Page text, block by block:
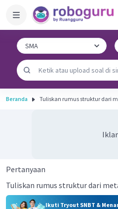
Beranda Tuliskan rumus struktur dari
Pertanyaan
Tuliskan rumus struktur dari
Ikuti Tryout SNBT &